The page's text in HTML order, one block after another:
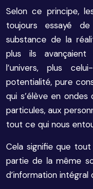
Selon ce principe,
toujours essayé
substance de la
plus ils avançaient
l’univers, plus
potentialité, pure
qui s’élève en
particules, aux
tout ce qui nous
Cela signifie que
partie de la même
d’information intégral